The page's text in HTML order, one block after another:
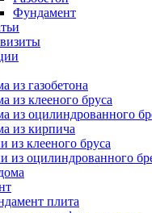
Фундамент
из газобетона
из клееного бруса
из оцилиндрованного
из кирпича
из клееного бруса
из оцилиндрованного
плита